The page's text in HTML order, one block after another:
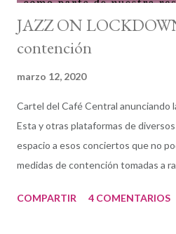
JAZZ ON
contención
marzo 12, 2020
Cartel del Café Central anunciando
Esta y otras plataformas de
espacio a esos conciertos que no
medidas de contención tomadas a
Madrid. Desgraciadamente es
COMPARTIR 4 COMENTARIOS